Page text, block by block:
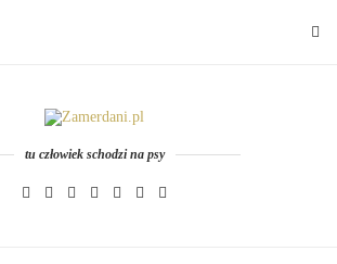
tu człowiek schodzi na psy